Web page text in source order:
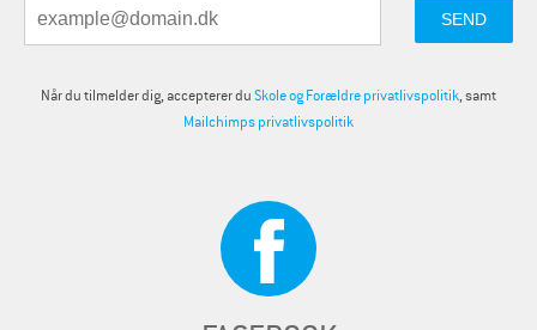
Når du tilmelder dig, accepterer duSkole og Forældre privatlivspolitik, samt
Mailchimps privatlivspolitik